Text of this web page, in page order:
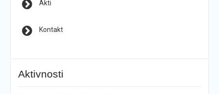
Akti
Kontakt
Aktivnosti